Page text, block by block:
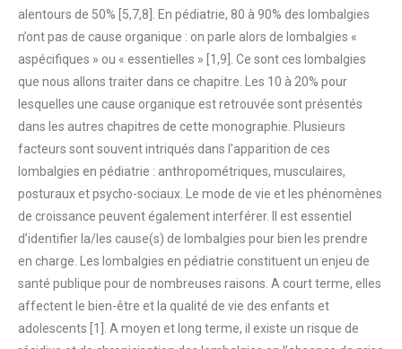
alentours de 50% [5,7,8]. En pédiatrie, 80 à 90% des lombalgies
n’ont pas de cause organique : on parle alors de lombalgies «
aspécifiques » ou « essentielles » [1,9]. Ce sont ces lombalgies
que nous allons traiter dans ce chapitre. Les 10 à 20% pour
lesquelles une cause organique est retrouvée sont présentés
dans les autres chapitres de cette monographie. Plusieurs
facteurs sont souvent intriqués dans l’apparition de ces
lombalgies en pédiatrie : anthropométriques, musculaires,
posturaux et psycho-sociaux. Le mode de vie et les phénomènes
de croissance peuvent également interférer. Il est essentiel
d’identifier la/les cause(s) de lombalgies pour bien les prendre
en charge. Les lombalgies en pédiatrie constituent un enjeu de
santé publique pour de nombreuses raisons. A court terme, elles
affectent le bien-être et la qualité de vie des enfants et
adolescents [1]. A moyen et long terme, il existe un risque de